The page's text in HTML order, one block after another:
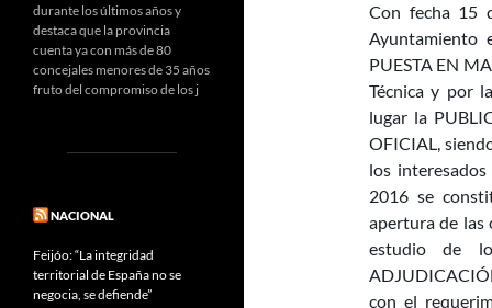
Con fecha 15
Ayuntamiento
PUESTA EN
Técnica y por
lugar la
OFICIAL,
los
2016 se
apertura de las
estudio de
con el
durante los últimos años y
destaca que la provincia
cuenta ya con más de 80
concejales menores de 35 años
fruto del compromiso de los j
NACIONAL
Feijóo: “La integridad
territorial de España no se
negocia, se defiende”